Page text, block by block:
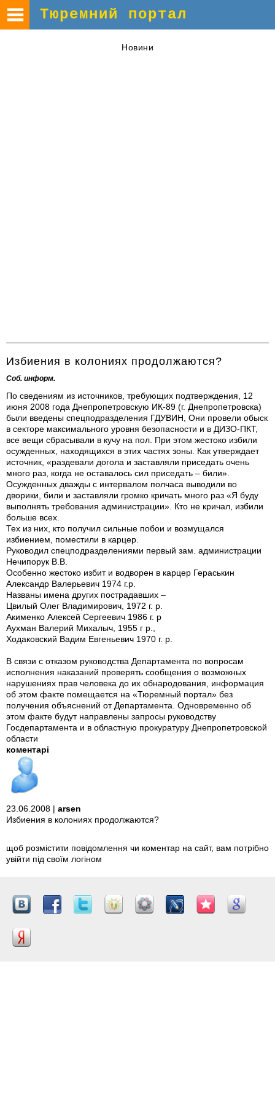
Тюремний портал
Новини
Избиения в колониях продолжаются?
Соб. информ.
По сведениям из источников, требующих подтверждения, 12
июня 2008 года Днепропетровскую ИК-89 (г. Днепропетровска)
были введены спецподразделения ГДУВИН, Они провели обыск
в секторе максимального уровня безопасности и в ДИЗО-ПКТ,
все вещи сбрасывали в кучу на пол. При этом жестоко избили
осужденных, находящихся в этих частях зоны. Как утверждает
источник, «раздевали догола и заставляли приседать очень
много раз, когда не оставалось сил приседать – били».
Осужденных дважды с интервалом полчаса выводили во
дворики, били и заставляли громко кричать много раз «Я буду
выполнять требования администрации». Кто не кричал, избили
больше всех.
Тех из них, кто получил сильные побои и возмущался
избиением, поместили в карцер.
Руководил спецподразделениями первый зам. администрации
Нечипорук В.В.
Особенно жестоко избит и водворен в карцер Гераськин
Александр Валерьевич 1974 г.р.
Названы имена других пострадавших –
Цвилый Олег Владимирович, 1972 г. р.
Акименко Алексей Сергеевич 1986 г. р
Аухман Валерий Михалыч, 1955 г р.,
Ходаковский Вадим Евгеньевич 1970 г. р.
В связи с отказом руководства Департамента по вопросам
исполнения наказаний проверять сообщения о возможных
нарушениях прав человека до их обнародования, информация
об этом факте помещается на «Тюремный портал» без
получения объяснений от Департамента. Одновременно об
этом факте будут направлены запросы руководству
Госдепартамента и в областную прокуратуру Днепропетровской
области
коментарі
23.06.2008 | arsen
Избиения в колониях продолжаются?
щоб розмістити повідомлення чи коментар на сайт, вам потрібно
увійти під своїм логіном